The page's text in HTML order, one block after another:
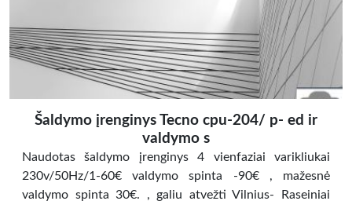
Šaldymo įrenginys Tecno cpu-204/ p- ed ir
valdymo s
Naudotas šaldymo įrenginys 4 vienfaziai varikliukai
230v/50Hz/1-60€ valdymo spinta -90€ , mažesnė
valdymo spinta 30€. , galiu atvežti Vilnius- Raseiniai